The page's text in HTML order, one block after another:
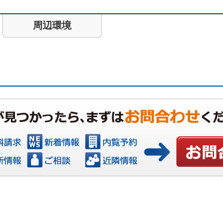
周辺環境